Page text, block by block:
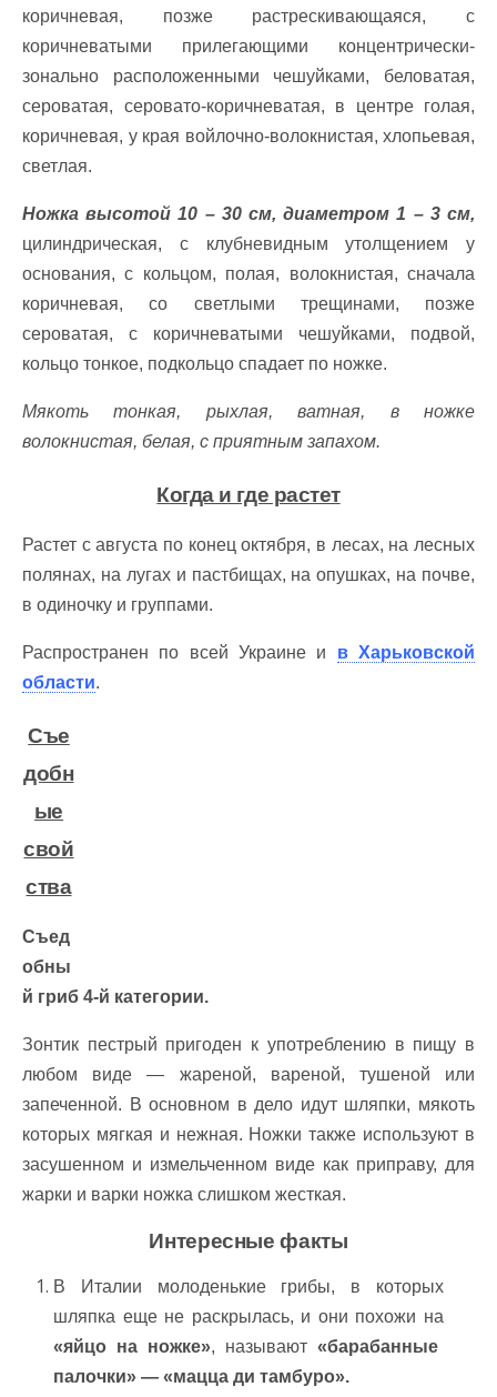
коричневая, позже растрескивающаяся, с
коричневатыми прилегающими концентрически-
зонально расположенными чешуйками, беловатая,
сероватая, серовато-коричневатая, в центре голая,
коричневая, у края войлочно-волокнистая, хлопьевая,
светлая.
Ножка высотой 10 – 30 см, диаметром 1 – 3 см,
цилиндрическая, с клубневидным утолщением у
основания, с кольцом, полая, волокнистая, сначала
коричневая, со светлыми трещинами, позже
сероватая, с коричневатыми чешуйками, подвой,
кольцо тонкое, подкольцо спадает по ножке.
Мякоть тонкая, рыхлая, ватная, в ножке
волокнистая, белая, с приятным запахом.
Когда и где растет
Растет с августа по конец октября, в лесах, на лесных
полянах, на лугах и пастбищах, на опушках, на почве,
в одиночку и группами.
Распространен по всей Украине и в Харьковской
области.
Съе
добн
ые
свой
ства
Съед
обны
й гриб 4-й категории.
Зонтик пестрый пригоден к употреблению в пищу в
любом виде — жареной, вареной, тушеной или
запеченной. В основном в дело идут шляпки, мякоть
которых мягкая и нежная. Ножки также используют в
засушенном и измельченном виде как приправу, для
жарки и варки ножка слишком жесткая.
Интересные факты
В Италии молоденькие грибы, в которых
шляпка еще не раскрылась, и они похожи на
«яйцо на ножке», называют «барабанные
палочки» — «мацца ди тамбуро».